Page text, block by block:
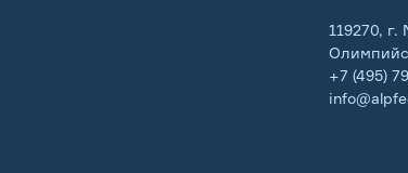
119270,
+7 (495)